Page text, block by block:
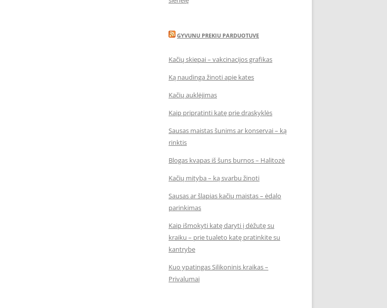
GYVUNU PREKIU PARDUOTUVE
Kačių skiepai – vakcinacijos grafikas
Ką naudinga žinoti apie kates
Kačių auklėjimas
Kaip pripratinti katę prie draskyklės
Sausas maistas šunims ar konservai – ką
rinktis
Blogas kvapas iš šuns burnos – Halitozė
Kačių mityba – ką svarbu žinoti
Sausas ar šlapias kačių maistas – ėdalo
parinkimas
Kaip išmokyti katę daryti į dėžutę su
kraiku – prie tualeto katę pratinkite su
kantrybe
Kuo ypatingas Silikoninis kraikas –
Privalumai